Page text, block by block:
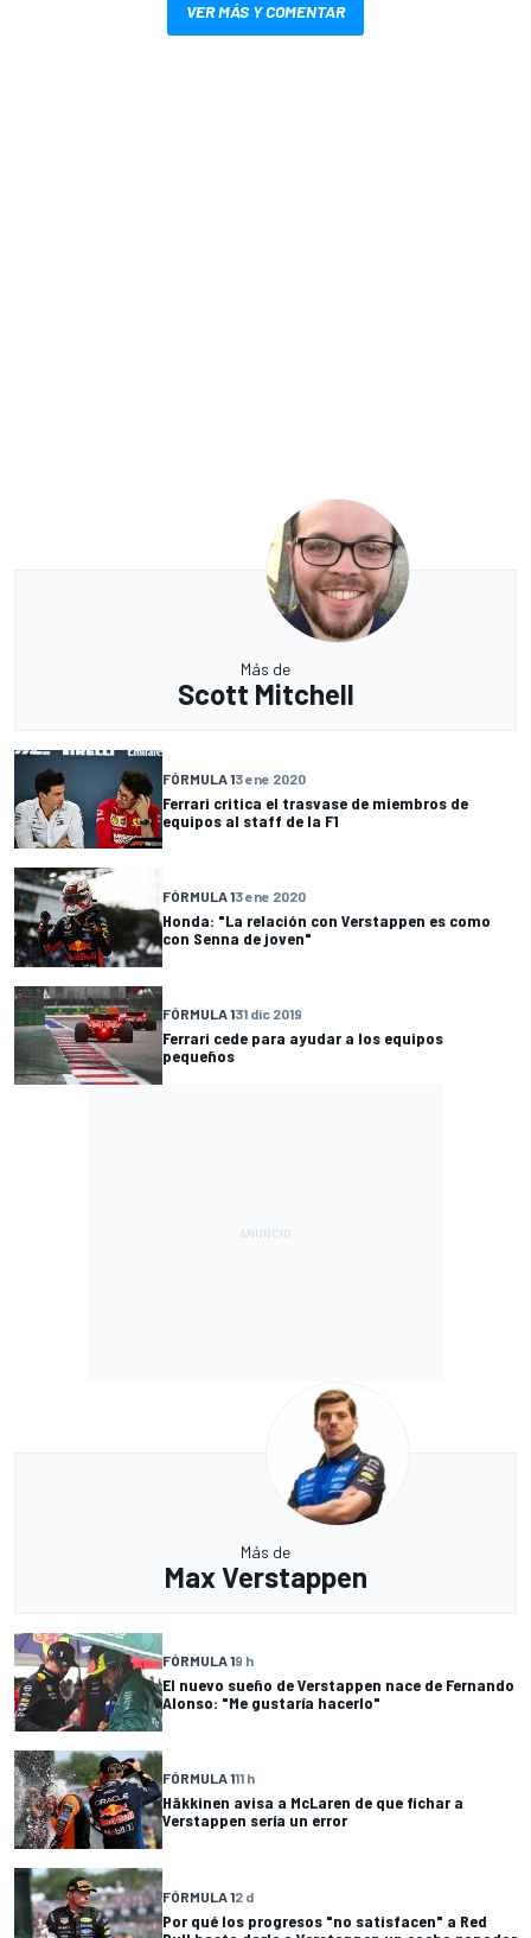
VER MÁS Y COMENTAR
Más de
Scott Mitchell
FÓRMULA 13 ene 2020
Ferrari critica el trasvase de miembros de
equipos al staff de la F1
FÓRMULA 13 ene 2020
Honda: "La relación con Verstappen es como
con Senna de joven"
FÓRMULA 131 dic 2019
Ferrari cede para ayudar a los equipos
pequeños
Más de
Max Verstappen
FÓRMULA 19 h
El nuevo sueño de Verstappen nace de Fernando
Alonso: "Me gustaría hacerlo"
FÓRMULA 111 h
Häkkinen avisa a McLaren de que fichar a
Verstappen sería un error
FÓRMULA 12 d
Por qué los progresos "no satisfacen" a Red